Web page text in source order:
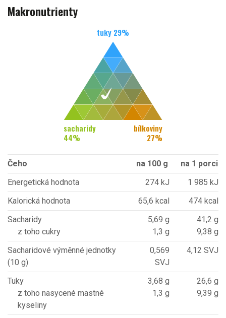
Makronutrienty
tuky 29%
sacharidy
44%
bílkoviny
27%
Čeho na 100 g
na 1 porci
Energetická hodnota
274 kJ
1 985 kJ
Kalorická hodnota
65,6 kcal
474 kcal
Sacharidy
z toho cukry
5,69 g
1,3 g
41,2 g
9,38 g
Sacharidové výměnné jednotky
(10 g)
0,569
SVJ
4,12 SVJ
Tuky
z toho nasycené mastné
kyseliny
3,68 g
1,3 g
26,6 g
9,39 g